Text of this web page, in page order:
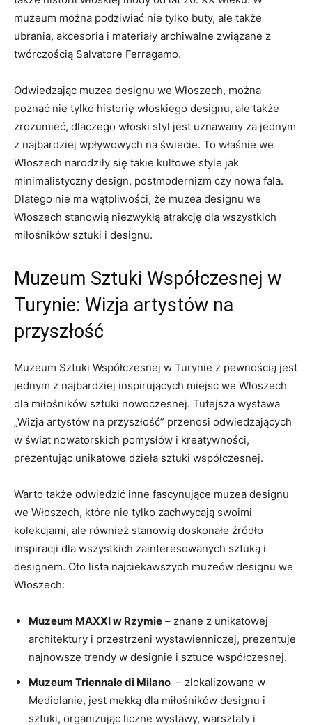
muzeum można podziwiać⁢ nie tylko ⁤buty,⁤ ale także
ubrania, akcesoria i materiały archiwalne⁣ związane z
twórczością Salvatore Ferragamo.
Odwiedzając muzea designu we Włoszech, ⁢można
poznać ​nie tylko historię​ włoskiego designu, ‍ale‍ także
zrozumieć, dlaczego włoski styl jest uznawany za jednym‌
z najbardziej ​wpływowych na świecie. To ​właśnie⁤ we
Włoszech narodziły się⁤ takie ‍kultowe⁢ style jak
minimalistyczny⁢ design, postmodernizm ‍czy‍ nowa⁤ fala.⁢
Dlatego nie ma wątpliwości, że muzea⁣ designu we
Włoszech stanowią ⁣niezwykłą‍ atrakcję ⁢dla⁢ wszystkich
miłośników ​sztuki i designu.
Muzeum⁣ Sztuki Współczesnej w
⁢Turynie: Wizja ‍artystów na‍
przyszłość
Muzeum Sztuki Współczesnej w‌ Turynie⁣ z pewnością‌ jest
jednym z ⁣najbardziej⁢ inspirujących miejsc we​ Włoszech
dla miłośników sztuki nowoczesnej. Tutejsza​ wystawa
„Wizja artystów na ​przyszłość” przenosi ⁢odwiedzających‍
w świat nowatorskich pomysłów i kreatywności,
⁣prezentując ‌unikatowe ⁤dzieła sztuki współczesnej.
Warto także odwiedzić⁢ inne fascynujące muzea designu
we Włoszech, które⁤ nie ‍tylko zachwycają swoimi
kolekcjami, ale ​również stanowią doskonałe źródło
inspiracji dla wszystkich zainteresowanych sztuką⁤ i
designem. Oto lista ⁤najciekawszych⁢ muzeów ⁣designu we
Włoszech:
Muzeum ⁣MAXXI ⁢w Rzymie – znane z unikatowej
architektury i przestrzeni ‌wystawienniczej, ⁢prezentuje‍
najnowsze⁣ trendy w designie i ⁢sztuce współczesnej.
Muzeum Triennale di Milano ⁣ – ‌zlokalizowane ⁤w‍
Mediolanie, jest mekką ⁤dla ⁤miłośników designu i
sztuki,​ organizując liczne wystawy, warsztaty i